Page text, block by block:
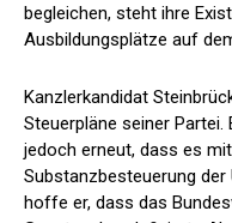
begleichen, steht ihre
Ausbildungsplätze auf
Kanzlerkandidat
Steuerpläne seiner Partei.
jedoch erneut, dass es
Substanzbesteuerung
hoffe er, dass das